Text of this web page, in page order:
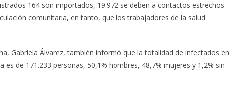
164 son importados, 19.972 se deben a contactos estrechos
comunitaria, en tanto, que los trabajadores de la salud
Gabriela Álvarez, también informó que la totalidad de infectados en
de 171.233 personas, 50,1% hombres, 48,7% mujeres y 1,2% sin